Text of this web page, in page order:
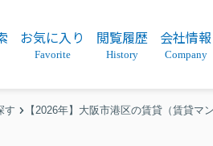
お気に入り
Favorite
閲覧履歴
History
会社情報
Company
す 【2026年】大阪市港区の賃貸（賃貸マ